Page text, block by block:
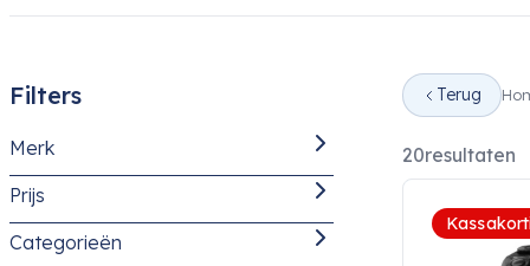
Filters
Merk
Panasonic
Prijs
Categorieën
Terug
20resultaten